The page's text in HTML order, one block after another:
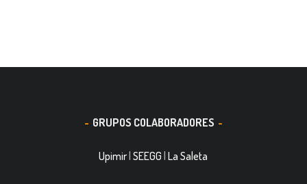
GRUPOS COLABORADORES
Upimir|SEEGG |La Saleta